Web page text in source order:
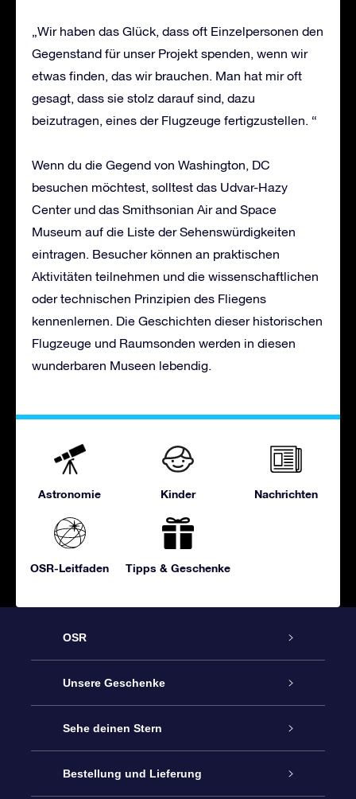
„Wir haben das Glück, dass oft Einzelpersonen den
Gegenstand für unser Projekt spenden, wenn wir
etwas finden, das wir brauchen. Man hat mir oft
gesagt, dass sie stolz darauf sind, dazu
beizutragen, eines der Flugzeuge fertigzustellen. “
Wenn du die Gegend von Washington, DC
besuchen möchtest, solltest das Udvar-Hazy
Center und das Smithsonian Air and Space
Museum auf die Liste der Sehenswürdigkeiten
eintragen. Besucher können an praktischen
Aktivitäten teilnehmen und die wissenschaftlichen
oder technischen Prinzipien des Fliegens
kennenlernen. Die Geschichten dieser historischen
Flugzeuge und Raumsonden werden in diesen
wunderbaren Museen lebendig.
Astronomie Kinder Nachrichten
OSR-Leitfaden Tipps & Geschenke
OSR
Service
Kontakt
Blog
Unsere Geschenke
Sterne schenken
OSR-Geschenkpaket
Sehe deinen Stern
Sternregister
Bestellung und Lieferung